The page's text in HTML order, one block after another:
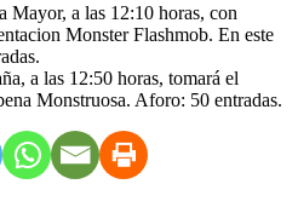
Mayor, a las 12:10 horas, con
Monster Flashmob. En este
a las 12:50 horas, tomará el
Monstruosa. Aforo: 50 entradas.